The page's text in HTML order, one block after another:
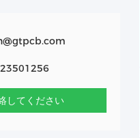
してください